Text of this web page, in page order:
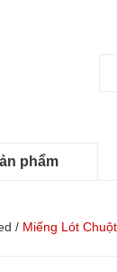
phẩm
/ Miếng Lót